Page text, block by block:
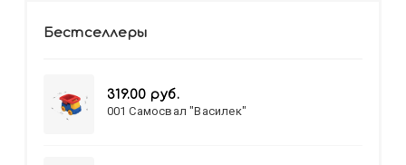
Бестселлеры
319.00 руб.
001 Самосвал "Василек"